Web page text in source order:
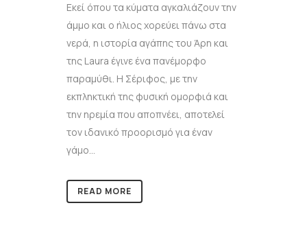
Εκεί όπου τα κύματα αγκαλιάζουν την
άμμο και ο ήλιος χορεύει πάνω στα
νερά, η ιστορία αγάπης του Άρη και
της Laura έγινε ένα πανέμορφο
παραμύθι. Η Σέριφος, με την
εκπληκτική της φυσική ομορφιά και
την ηρεμία που αποπνέει, αποτελεί
τον ιδανικό προορισμό για έναν
γάμο...
READ MORE